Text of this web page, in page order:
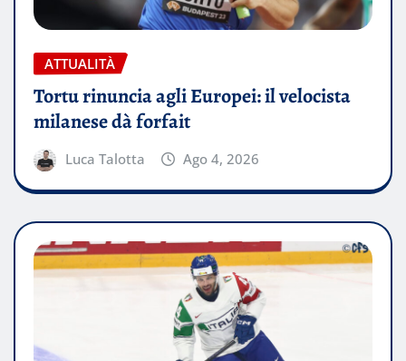
ATTUALITÀ
Tortu rinuncia agli Europei: il velocista
milanese dà forfait
Luca Talotta Ago 4, 2026